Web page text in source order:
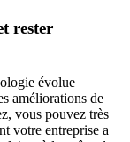
rester
évolue
améliorations de
vous pouvez très
votre entreprise a